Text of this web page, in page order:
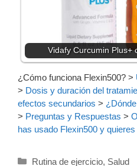
Vidafy Curcumin Plus+
¿Cómo funciona Flexin500? >
> Dosis y duración del
efectos secundarios >
> Preguntas y Respuestas >
has usado Flexin500 y
Categorías
Rutina de ejercicio, Salud